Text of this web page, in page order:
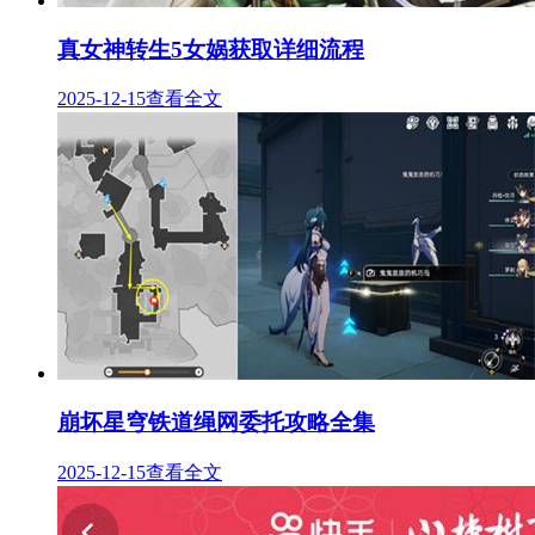
真女神转生5女娲获取详细流程
2025-12-15查看全文
崩坏星穹铁道绳网委托攻略全集
2025-12-15查看全文